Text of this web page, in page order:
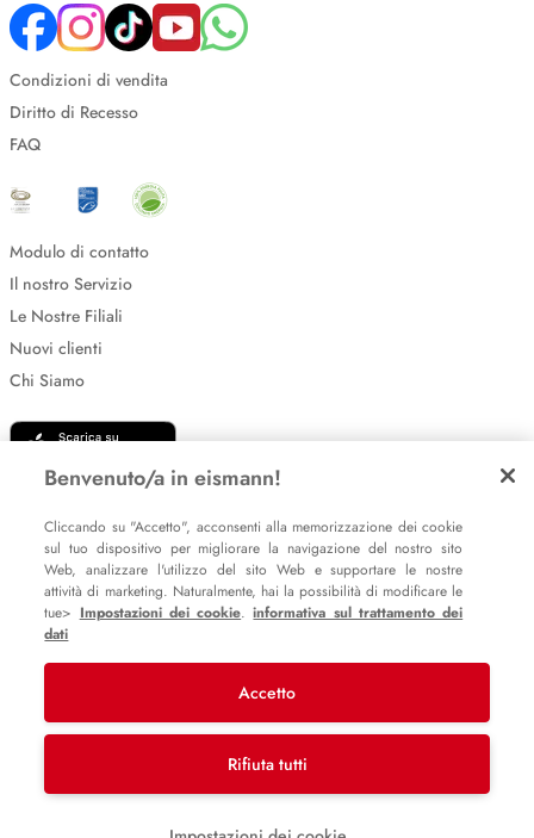
Condizioni di vendita
Diritto di Recesso
FAQ
Modulo di contatto
Il nostro Servizio
Le Nostre Filiali
Nuovi clienti
Chi Siamo
Impostazione dei cookie
Informative sulla privacy
© 2007 – 2026 eismann s.r.l.
Benvenuto/a in eismann!
Cliccando su "Accetto", acconsenti alla memorizzazione dei cookie
sul tuo dispositivo per migliorare la navigazione del nostro sito
Web, analizzare l'utilizzo del sito Web e supportare le nostre
attività di marketing. Naturalmente, hai la possibilità di modificare le
tue> Impostazioni dei cookie.informativa sul trattamento dei
dati
Accetto
Rifiuta tutti